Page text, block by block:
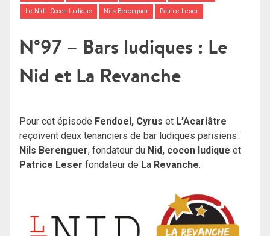
Le Nid - Cocon Ludique Nils Berenguer Patrice Leser
N°97 – Bars ludiques : Le
Nid et La Revanche
Pour cet épisode Fendoel, Cyrus et L’Acariâtre
reçoivent deux tenanciers de bar ludiques parisiens :
Nils Berenguer, fondateur du Nid, cocon ludique et
Patrice Leser fondateur de La Revanche.